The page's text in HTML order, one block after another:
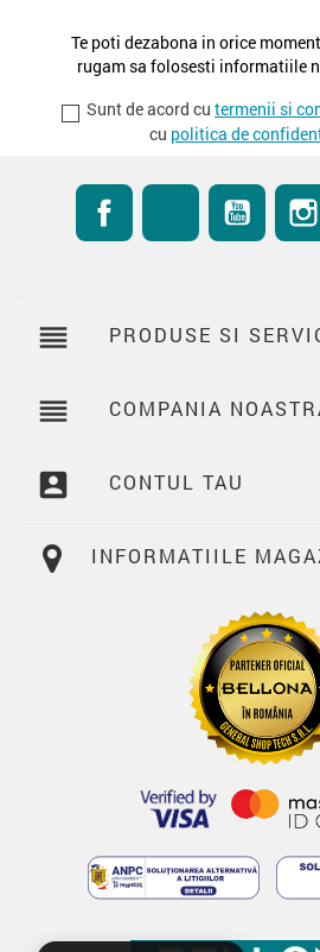
Te poti dezabona in orice
rugam sa folosesti informatiile
Sunt de acord cu termenii si
cu politica de
FacebookRSS
reorder PRODUSE SI
reorder COMPANIA
account_box CONTUL TAU
INFORMATIILE